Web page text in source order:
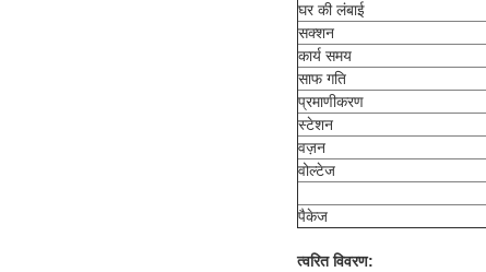
घर की लंबाई
सक्शन
कार्य समय
साफ गति
प्रमाणीकरण
स्टेशन
वज़न
वोल्टेज
पैकेज
त्वरित विवरण: